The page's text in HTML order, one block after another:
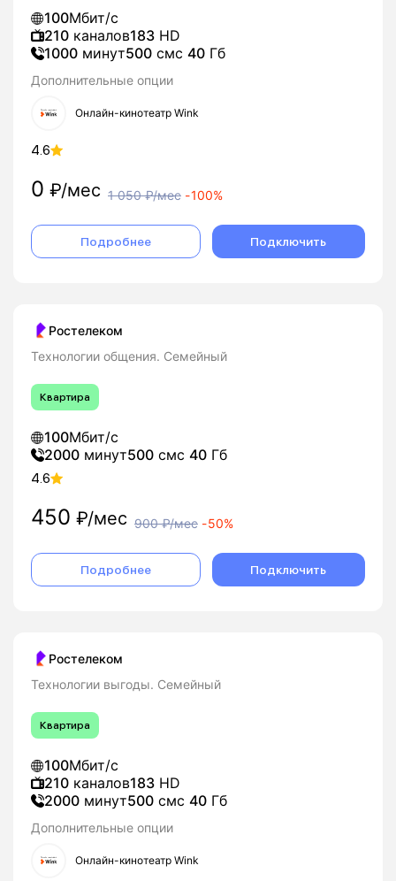
100Мбит/с
210 каналов183 HD
1000 минут500 смс 40 Гб
Дополнительные опции
Онлайн-кинотеатр Wink
4.6
0 ₽/мес 1 050₽/мес -100%
Подробнее Подключить
Ростелеком
Технологии общения. Семейный
Квартира
100Мбит/с
2000 минут500 смс 40 Гб
4.6
450 ₽/мес 900₽/мес -50%
Подробнее Подключить
Ростелеком
Технологии выгоды. Семейный
Квартира
100Мбит/с
210 каналов183 HD
2000 минут500 смс 40 Гб
Дополнительные опции
Онлайн-кинотеатр Wink